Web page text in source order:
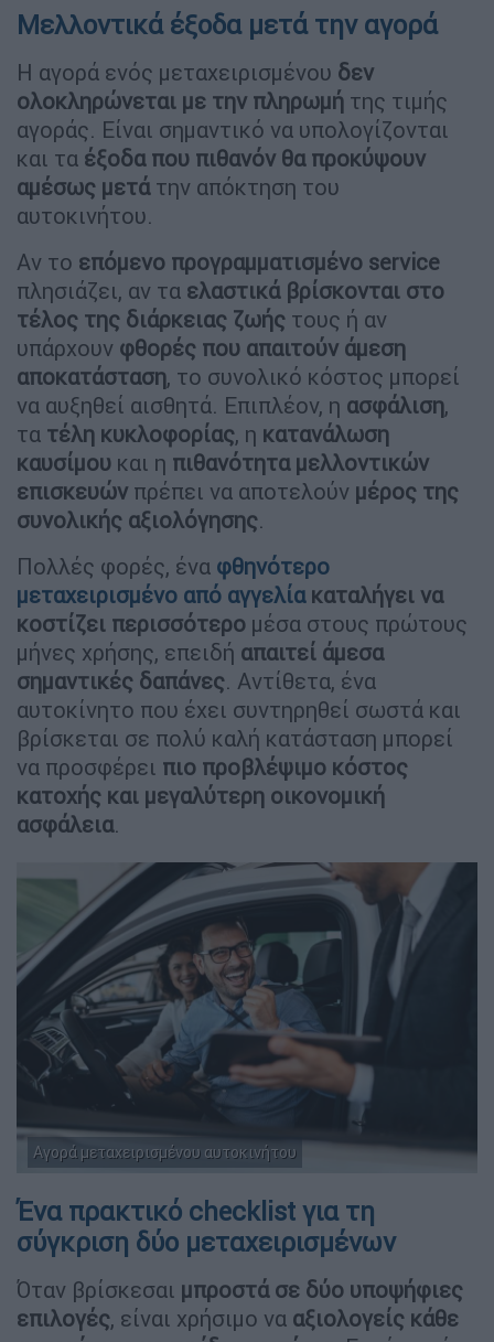
Μελλοντικά έξοδα μετά την αγορά
Η αγορά ενός μεταχειρισμένου δεν
ολοκληρώνεται με την πληρωμή της τιμής
αγοράς. Είναι σημαντικό να υπολογίζονται
και τα έξοδα που πιθανόν θα προκύψουν
αμέσως μετάτην απόκτηση του
αυτοκινήτου.
Αν το επόμενο προγραμματισμένο service
πλησιάζει, αν τα ελαστικά βρίσκονται στο
τέλος της διάρκειας ζωής τους ή αν
υπάρχουν φθορές που απαιτούν άμεση
αποκατάσταση, το συνολικό κόστος μπορεί
να αυξηθεί αισθητά. Επιπλέον, η ασφάλιση,
τα τέλη κυκλοφορίας, η κατανάλωση
καυσίμου και η πιθανότητα μελλοντικών
επισκευών πρέπει να αποτελούν μέρος της
συνολικής αξιολόγησης.
Πολλές φορές, ένα φθηνότερο
μεταχειρισμένο από αγγελία καταλήγει να
κοστίζει περισσότερο μέσα στους πρώτους
μήνες χρήσης, επειδή απαιτεί άμεσα
σημαντικές δαπάνες. Αντίθετα, ένα
αυτοκίνητο που έχει συντηρηθεί σωστά και
βρίσκεται σε πολύ καλή κατάσταση μπορεί
να προσφέρει πιο προβλέψιμο κόστος
κατοχής και μεγαλύτερη οικονομική
ασφάλεια.
Αγορά μεταχειρισμένου αυτοκινήτου
Ένα πρακτικό checklist για τη
σύγκριση δύο μεταχειρισμένων
Όταν βρίσκεσαι μπροστά σε δύο υποψήφιες
επιλογές, είναι χρήσιμο να αξιολογείς κάθε